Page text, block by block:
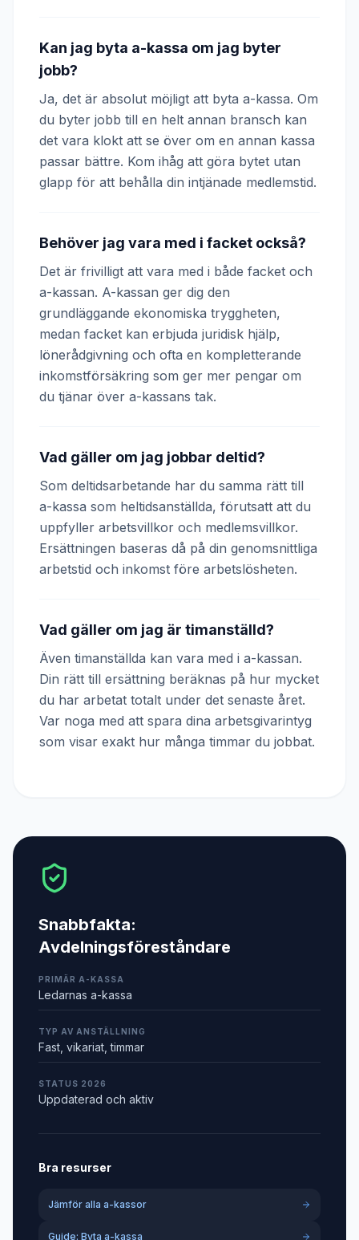
Kan jag byta a-kassa om jag byter
jobb?
Ja, det är absolut möjligt att byta a-kassa. Om
du byter jobb till en helt annan bransch kan
det vara klokt att se över om en annan kassa
passar bättre. Kom ihåg att göra bytet utan
glapp för att behålla din intjänade medlemstid.
Behöver jag vara med i facket också?
Det är frivilligt att vara med i både facket och
a-kassan. A-kassan ger dig den
grundläggande ekonomiska tryggheten,
medan facket kan erbjuda juridisk hjälp,
lönerådgivning och ofta en kompletterande
inkomstförsäkring som ger mer pengar om
du tjänar över a-kassans tak.
Vad gäller om jag jobbar deltid?
Som deltidsarbetande har du samma rätt till
a-kassa som heltidsanställda, förutsatt att du
uppfyller arbetsvillkor och medlemsvillkor.
Ersättningen baseras då på din genomsnittliga
arbetstid och inkomst före arbetslösheten.
Vad gäller om jag är timanställd?
Även timanställda kan vara med i a-kassan.
Din rätt till ersättning beräknas på hur mycket
du har arbetat totalt under det senaste året.
Var noga med att spara dina arbetsgivarintyg
som visar exakt hur många timmar du jobbat.
Snabbfakta:
Avdelningsföreståndare
PRIMÄR A-KASSA
Ledarnas a-kassa
TYP AV ANSTÄLLNING
Fast, vikariat, timmar
STATUS 2026
Uppdaterad och aktiv
Bra resurser
Jämför alla a-kassor
Guide: Byta a-kassa